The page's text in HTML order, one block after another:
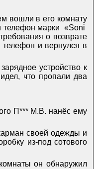
вошли в его комнату
телефон марки «Soni
о возврате
телефон и вернулся в
устройство к
что пропали два
П*** М.В. нанёс ему
своей одежды и
из-под сотового
он обнаружил